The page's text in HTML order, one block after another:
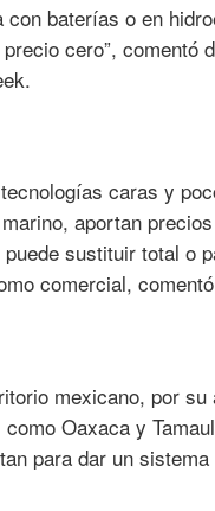
baterías o en
cero”, comentó
caras y
aportan
sustituir total o
comercial,
mexicano, por
Oaxaca y
para dar un